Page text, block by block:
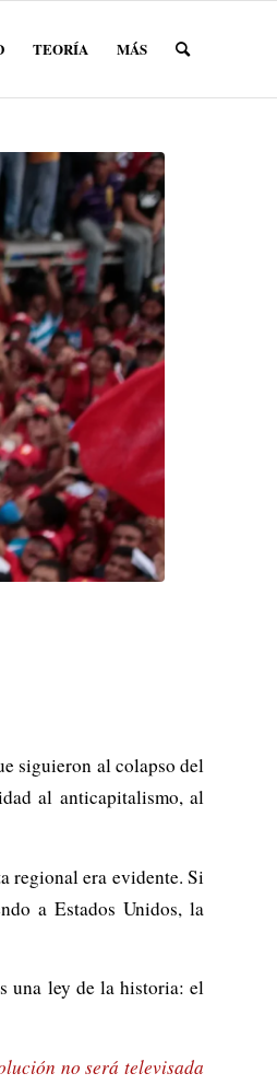
TEORÍA MÁS
siguieron al colapso del
al anticapitalismo, al
regional era evidente. Si
a Estados Unidos, la
una ley de la historia: el
no será televisada